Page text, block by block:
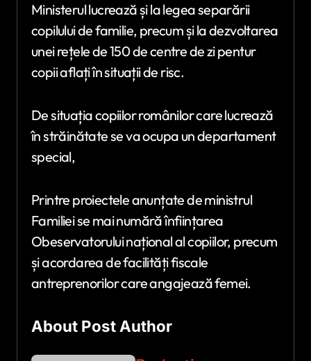
Ministerul lucrează și la legea separării
copilului de familie, precum și la dezvoltarea
unei rețele de 150 de centre de zi pentur
copii aflați în situații de risc.
De situația copiilor românilor care lucrează
în străinătate se va ocupa un departament
special,
Printre proiectele anunțate de ministrul
Familiei se mai numără înființarea
Obeservatorului național al copiilor, precum
și acordarea de facilități fiscale
antreprenorilor care angajează femei.
About Post Author